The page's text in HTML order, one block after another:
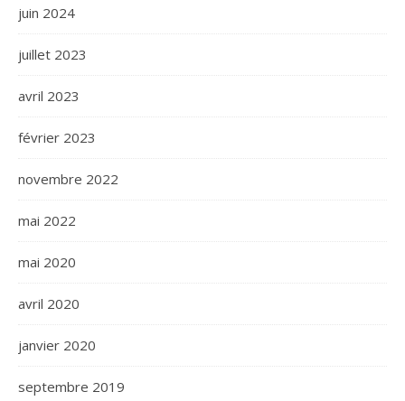
juin 2024
juillet 2023
avril 2023
février 2023
novembre 2022
mai 2022
mai 2020
avril 2020
janvier 2020
septembre 2019